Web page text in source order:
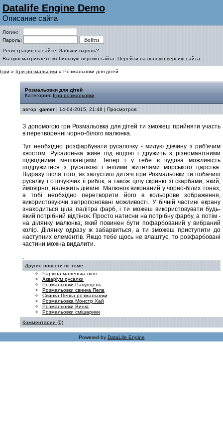
Datalife Engine Demo
Описание сайта
Логин:
Пароль:
Регистрация на сайте! Забыли пароль?
Вы просматриваете мобильную версию сайта. Перейти на полную версию сайта.
Ігри » Ігри розмальовки » Розмальовки для дітей
Розмальовки для дітей
Категория: Ігри розмальовки
автор: gamer | 14-04-2015, 21:48 | Просмотров:
З допомогою гри Розмальовка для дітей ти зможеш прийняти участь
в перетворенні чорно-білого малюнка.
Тут необхідно розфарбувати русалочку - милую дівчину з риб'ячим
хвостом. Русалонька живе під водою і дружить з різноманітними
підводними мешканцями. Тепер і у тебе є чудова можливість
подружитися з русалкою і іншими жителями морського царства.
Відразу після того, як запустиш дитячі ігри Розмальовки ти побачиш
русалку і оточуючих її рибок, а також цілу скриню зі скарбами, який,
ймовірно, належить дівчині. Малюнок виконаний у чорно-білих тонах,
а тобі необхідно перетворити його в кольорове зображення,
використовуючи запропоновані можливості. У бічній частині екрану
знаходиться ціла палітра фарб, і ти можеш використовувати будь-
який потрібний відтінок. Просто натисни на потрібну фарбу, а потім -
на ділянку малюнка, який повинен бути пофарбований у вибраний
колір. Ділянку одразу ж забарвиться, а ти зможеш приступити до
наступних елементів. Якщо тебе щось не влаштує, то розфарбовані
частини можна видалити.
.
Другие новости по теме:
Чарівна маленька поні
Акваріум русалки
Розмальовки Рапунцель
Розмальовки свинка Пепа
Свинка Пеппа розмальовки
Розмальовка Монстр Хай
Розмальовки Винкс
Розмальовки смішарики
Комментарии (0)
Powered by DataLife Engine